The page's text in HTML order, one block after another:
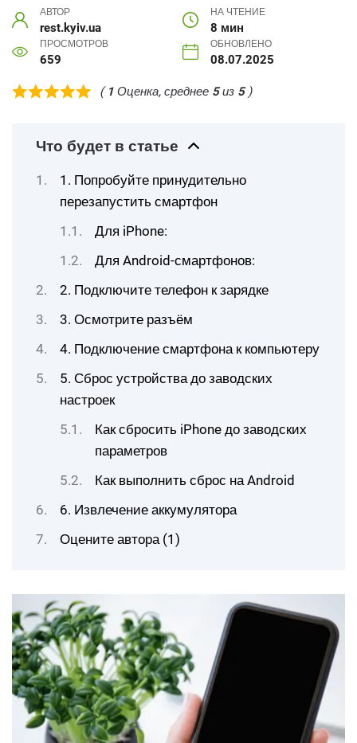
АВТОР
rest.kyiv.ua
НА ЧТЕНИЕ
8 мин
ПРОСМОТРОВ
659
ОБНОВЛЕНО
08.07.2025
( 1 Оценка, среднее 5из 5)
Что будет в статье
1. Попробуйте принудительно
перезапустить смартфон
Для iPhone:
Для Android-смартфонов:
2. Подключите телефон к зарядке
3. Осмотрите разъём
4. Подключение смартфона к компьютеру
5. Сброс устройства до заводских
настроек
Как сбросить iPhone до заводских
параметров
Как выполнить сброс на Android
6. Извлечение аккумулятора
Оцените автора (1)